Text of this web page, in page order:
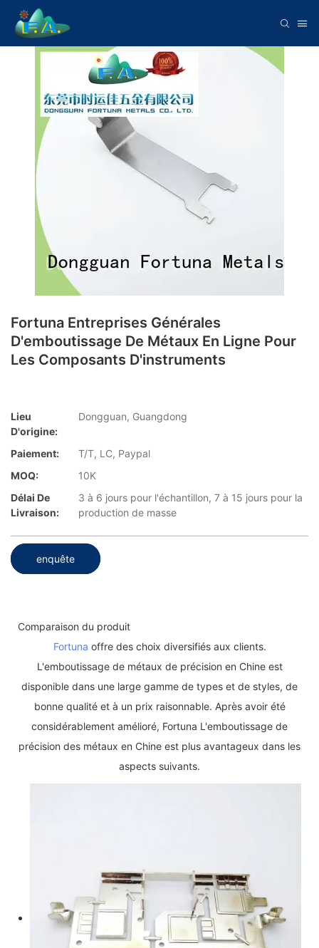
Fortuna Entreprises Générales
D'emboutissage De Métaux En Ligne Pour
Les Composants D'instruments
Lieu
D'origine:
Dongguan, Guangdong
Paiement:
T/T, LC, Paypal
MOQ:
10K
Délai De
Livraison:
3 à 6 jours pour l'échantillon, 7 à 15 jours pour la
production de masse
enquête
Comparaison du produit
Fortuna offre des choix diversifiés aux clients.
L'emboutissage de métaux de précision en Chine est
disponible dans une large gamme de types et de styles, de
bonne qualité et à un prix raisonnable. Après avoir été
considérablement amélioré, Fortuna L'emboutissage de
précision des métaux en Chine est plus avantageux dans les
aspects suivants.